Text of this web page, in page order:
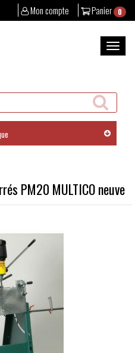
Panier 0
Mon compte
la
Rechercher
un
produit
PM20 MULTICO neuve